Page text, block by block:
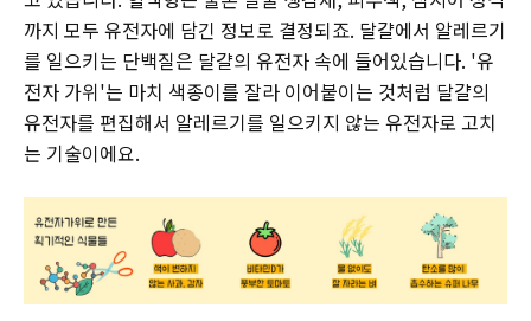
까지 모두 유전자에 담긴 정보로 결정되죠. 달걀에서 알레르기
를 일으키는 단백질은 달걀의 유전자 속에 들어있습니다. '유
전자 가위'는 마치 색종이를 잘라 이어붙이는 것처럼 달걀의
유전자를 편집해서 알레르기를 일으키지 않는 유전자로 고치
는 기술이에요.